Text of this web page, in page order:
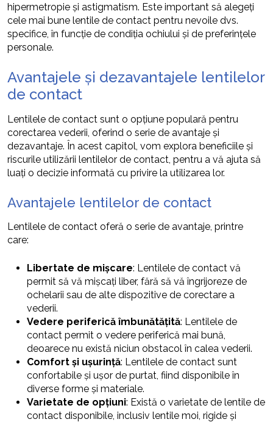
hipermetropie și astigmatism. Este important să alegeți
cele mai bune lentile de contact pentru nevoile dvs.
specifice, în funcție de condiția ochiului și de preferințele
personale.
Avantajele și dezavantajele lentilelor
de contact
Lentilele de contact sunt o opțiune populară pentru
corectarea vederii, oferind o serie de avantaje și
dezavantaje. În acest capitol, vom explora beneficiile și
riscurile utilizării lentilelor de contact, pentru a vă ajuta să
luați o decizie informată cu privire la utilizarea lor.
Avantajele lentilelor de contact
Lentilele de contact oferă o serie de avantaje, printre
care:
Libertate de mișcare: Lentilele de contact vă
permit să vă mișcați liber, fără să vă îngrijoreze de
ochelarii sau de alte dispozitive de corectare a
vederii.
Vedere periferică îmbunătățită: Lentilele de
contact permit o vedere periferică mai bună,
deoarece nu există niciun obstacol în calea vederii.
Comfort și ușurință: Lentilele de contact sunt
confortabile și ușor de purtat, fiind disponibile în
diverse forme și materiale.
Varietate de opțiuni: Există o varietate de lentile de
contact disponibile, inclusiv lentile moi, rigide și